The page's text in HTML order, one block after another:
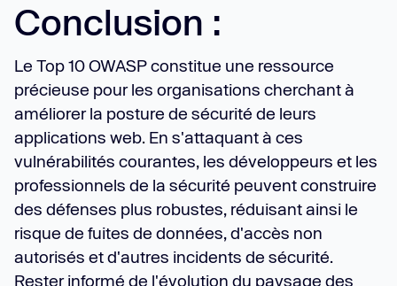
Conclusion :
Le Top 10 OWASP constitue une ressource
précieuse pour les organisations cherchant à
améliorer la posture de sécurité de leurs
applications web. En s'attaquant à ces
vulnérabilités courantes, les développeurs et les
professionnels de la sécurité peuvent construire
des défenses plus robustes, réduisant ainsi le
risque de fuites de données, d'accès non
autorisés et d'autres incidents de sécurité.
Rester informé de l'évolution du paysage des